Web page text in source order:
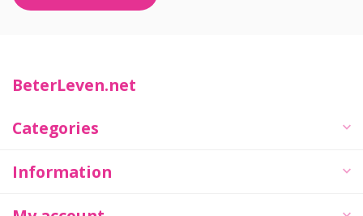
BeterLeven.net
Categories
Information